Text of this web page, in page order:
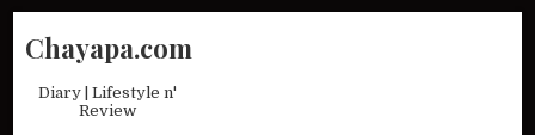
Chayapa.com
Diary | Lifestyle n'
Review